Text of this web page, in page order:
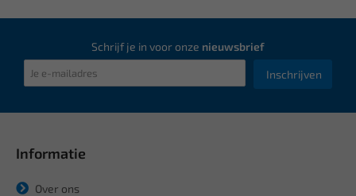
Schrijf je in voor onze nieuwsbrief
Inschrijven
Informatie
Over ons